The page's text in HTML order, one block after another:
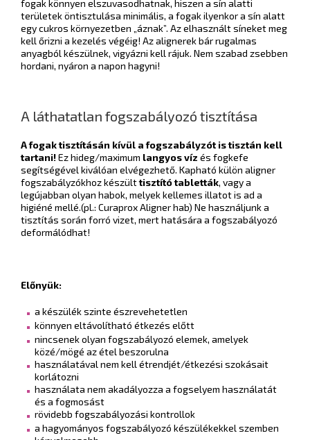
fogak könnyen elszuvasodhatnak, hiszen a sín alatti
területek öntisztulása minimális, a fogak ilyenkor a sín alatt
egy cukros környezetben „áznak”. Az elhasznált síneket meg
kell őrizni a kezelés végéig! Az alignerek bár rugalmas
anyagból készülnek, vigyázni kell rájuk. Nem szabad zsebben
hordani, nyáron a napon hagyni!
A láthatatlan fogszabályozó tisztítása
A fogak tisztításán kívül a fogszabályzót is tisztán kell
tartani!Ez hideg/maximum langyos víz és fogkefe
segítségével kiválóan elvégezhető. Kapható külön aligner
fogszabályzókhoz készülttisztító tabletták, vagy a
legújabban olyan habok, melyek kellemes illatot is ad a
higiéné mellé.(pl.: Curaprox Aligner hab) Ne használjunk a
tisztítás során forró vizet, mert hatására a fogszabályozó
deformálódhat!
Előnyük:
a készülék szinte észrevehetetlen
könnyen eltávolítható étkezés előtt
nincsenek olyan fogszabályozó elemek, amelyek
közé/mögé az étel beszorulna
használatával nem kell étrendjét/étkezési szokásait
korlátozni
használata nem akadályozza a fogselyem használatát
és a fogmosást
rövidebb fogszabályozási kontrollok
a hagyományos fogszabályozó készülékekkel szemben